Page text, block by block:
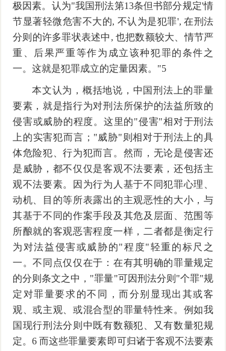
极因素。认为"我国刑法第13条但书部分规定'情
节显著轻微危害不大的, 不认为是犯罪', 在刑法
分则的许多罪状表述中, 也把数额较大、情节严
重、后果严重等作为成立该种犯罪的条件之
一。这就是犯罪成立的定量因素。"5
本文认为，概括地说，中国刑法上的罪量
要素，就是指行为对刑法所保护的法益所致的
侵害或威胁的程度。这里的"侵害"相对于刑法
上的实害犯而言；"威胁"则相对于刑法上的具
体危险犯、行为犯而言。然而，无论是侵害还
是威胁，都不仅仅是客观不法要素，还包括主
观不法要素。因为行为人基于不同犯罪心理、
动机、目的等所表露出的主观恶性的大小，与
其基于不同的作案手段及其危及层面、范围等
所酿就的客观恶害程度一样，二者都是衡定行
为对法益侵害或威胁的"程度"轻重的标尺之
一。不同点仅仅在于：在有其明确的罪量规定
的分则条文之中，"罪量"可因刑法分则"个罪"规
定对罪量要求的不同，而分别显现出其或客
观、或主观、或混合型的罪量特性来。例如我
国现行刑法分则中既有数额犯、又有数量犯规
定。6 而这些罪量要素即可归诸于客观不法要素